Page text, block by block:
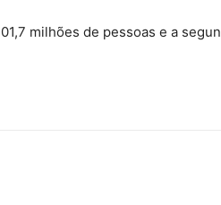
milhões de pessoas e a